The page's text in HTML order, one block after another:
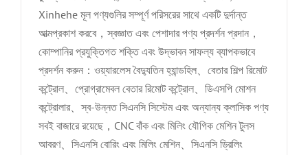
Xinhehe মূল পণ্যগুলির সম্পূর্ণ পরিসরের সাথে একটি দুর্দান্ত
আত্মপ্রকাশ করবে，স্বজ্ঞাত এবং পেশাদার পণ্য প্রদর্শন প্রদান，
কোম্পানির প্রযুক্তিগত শক্তি এবং উদ্ভাবন সাফল্য ব্যাপকভাবে
প্রদর্শন করুন：ওয়্যারলেস বৈদ্যুতিন হ্যান্ডহিল、বেতার শিল্প রিমোট
কন্ট্রোল、প্রোগ্রামেবল বেতার রিমোট কন্ট্রোল、ডিএসপি মোশন
কন্ট্রোলার、স্ব-উন্নত সিএনসি সিস্টেম এবং অন্যান্য ক্লাসিক পণ্য
সবই বাজারে রয়েছে，CNC বাঁক এবং মিলিং যৌগিক মেশিন টুলস
আবরণ、সিএনসি বোরিং এবং মিলিং মেশিন、সিএনসি ড্রিলিং